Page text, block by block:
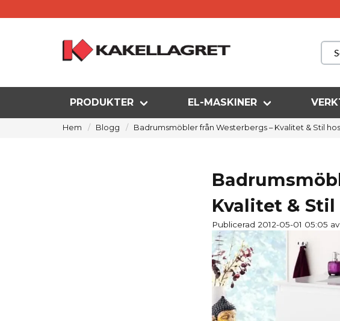
PRODUKTER EL-MASKINER
Hem Blogg Badrumsmöbler från Westerbergs – Kvalitet & Stil
Kvalitet &
Publicerad 2012-05-01 05:05 av